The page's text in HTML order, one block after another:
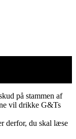
på stammen af
vil drikke G&Ts
derfor, du skal læse